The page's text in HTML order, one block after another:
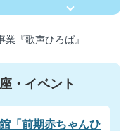
『歌声ひろば』
・イベント
「前期赤ちゃんひ